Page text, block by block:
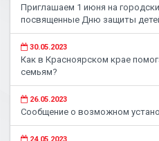
Приглашаем 1 июня на
посвященные Дню защиты
30.05.2023
Как в Красноярском крае
семьям?
26.05.2023
Сообщение о возможном